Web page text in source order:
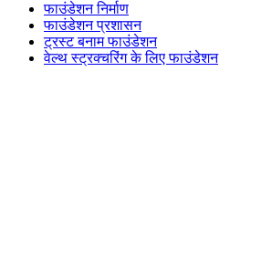
फाउंडेशन निर्माण
फाउंडेशन प्रशासन
ट्रस्ट बनाम फाउंडेशन
वेल्थ स्ट्रक्चरिंग के लिए फाउंडेशन